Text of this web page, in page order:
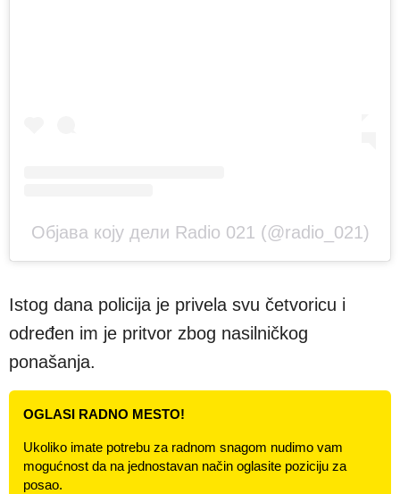
Објава коју дели Radio 021 (@radio_021)
Istog dana policija je privela svu četvoricu i
određen im je pritvor zbog nasilničkog
ponašanja.
OGLASI RADNO MESTO!
Ukoliko imate potrebu za radnom snagom nudimo vam
mogućnost da na jednostavan način oglasite poziciju za
posao.